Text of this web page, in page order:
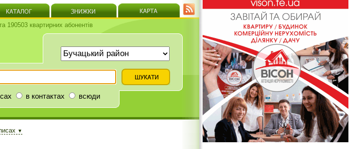
190503 квартирних абонентів
в контактах всюди
▼